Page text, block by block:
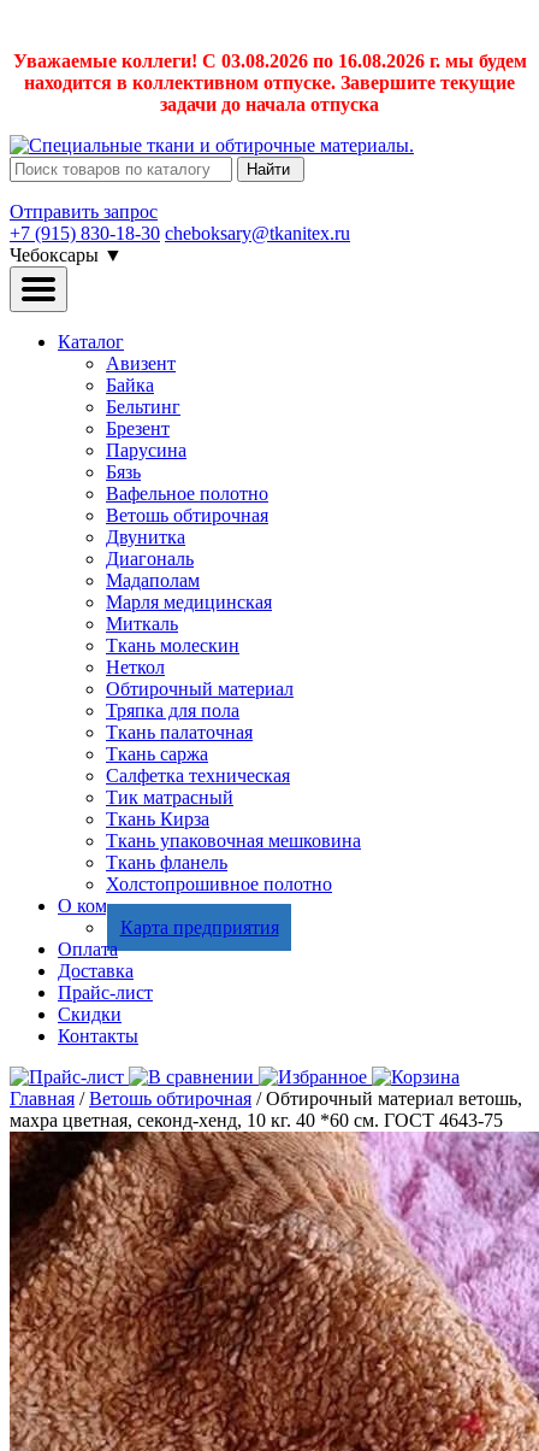
Уважаемые коллеги! С 03.08.2026 по 16.08.2026 г. мы будем
находится в коллективном отпуске. Завершите текущие
задачи до начала отпуска
Найти
Отправить запрос
+7 (915) 830-18-30 cheboksary@tkanitex.ru
Чебоксары ▼
Каталог
Авизент
Байка
Бельтинг
Брезент
Парусина
Бязь
Вафельное полотно
Ветошь обтирочная
Двунитка
Диагональ
Мадаполам
Марля медицинская
Миткаль
Ткань молескин
Неткол
Обтирочный материал
Тряпка для пола
Ткань палаточная
Ткань саржа
Салфетка техническая
Тик матрасный
Ткань Кирза
Ткань упаковочная мешковина
Ткань фланель
Холстопрошивное полотно
О компании
Карта предприятия
Оплата
Доставка
Прайс-лист
Скидки
Контакты
Главная /Ветошь обтирочная / Обтирочный материал ветошь,
махра цветная, секонд-хенд, 10 кг. 40 *60 см. ГОСТ 4643-75